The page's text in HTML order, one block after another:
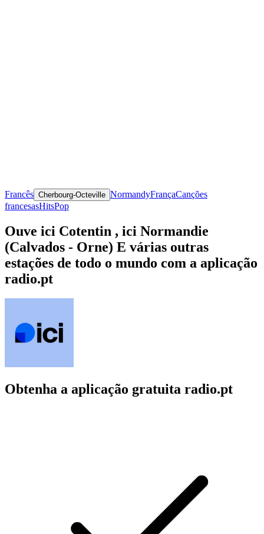
Francês Cherbourg-Octeville NormandyFrançaCanções
francesasHitsPop
Ouve ici Cotentin , ici Normandie
(Calvados - Orne) E várias outras
estações de todo o mundo com a aplicação
radio.pt
Obtenha a aplicação gratuita radio.pt